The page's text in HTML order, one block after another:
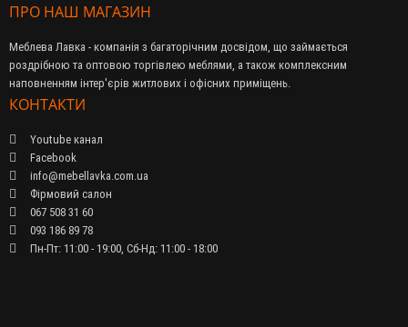
ПРО НАШ МАГАЗИН
Меблева Лавка - компанія з багаторічним досвідом, що займається
роздрібною та оптовою торгівлею меблями, а також комплексним
наповненням інтер'єрів житлових і офісних приміщень.
КОНТАКТИ
Youtube канал
Facebook
info@mebellavka.com.ua
Фірмовий салон
067 508 31 60
093 186 89 78
Пн-Пт: 11:00 - 19:00, Сб-Нд: 11:00 - 18:00